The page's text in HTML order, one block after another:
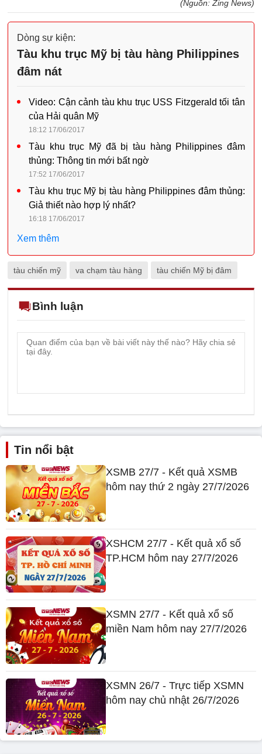
(Nguồn: Zing News)
Dòng sự kiện:
Tàu khu trục Mỹ bị tàu hàng Philippines
đâm nát
Video: Cận cảnh tàu khu trục USS Fitzgerald tối tân
của Hải quân Mỹ
18:12 17/06/2017
Tàu khu trục Mỹ đã bị tàu hàng Philippines đâm
thủng: Thông tin mới bất ngờ
17:52 17/06/2017
Tàu khu trục Mỹ bị tàu hàng Philippines đâm thủng:
Giả thiết nào hợp lý nhất?
16:18 17/06/2017
Xem thêm
tàu chiến mỹ va chạm tàu hàng tàu chiến Mỹ bị đâm
Bình luận
Tin nổi bật
XSMB 27/7 - Kết quả XSMB
hôm nay thứ 2 ngày 27/7/2026
XSHCM 27/7 - Kết quả xổ số
TP.HCM hôm nay 27/7/2026
XSMN 27/7 - Kết quả xổ số
miền Nam hôm nay 27/7/2026
XSMN 26/7 - Trực tiếp XSMN
hôm nay chủ nhật 26/7/2026